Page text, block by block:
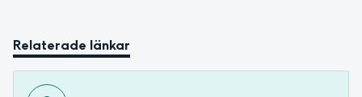
Relaterade länkar